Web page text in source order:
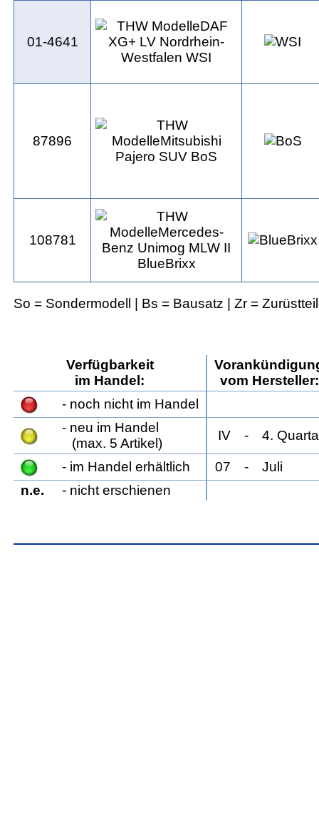
01-4641
87896
108781
So = Sondermodell | Bs = Bausatz | Zr =
Verfügbarkeit
im Handel:
vom Hersteller:
- noch nicht im Handel
- neu im Handel
(max. 5 Artikel)
IV - 4.
- im Handel erhältlich 07
- Juli
n.e.
- nicht erschienen